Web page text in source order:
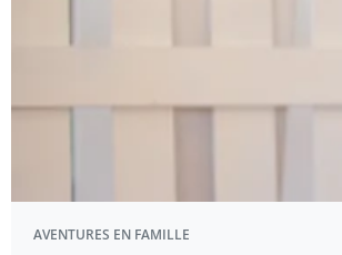
AVENTURES EN FAMILLE